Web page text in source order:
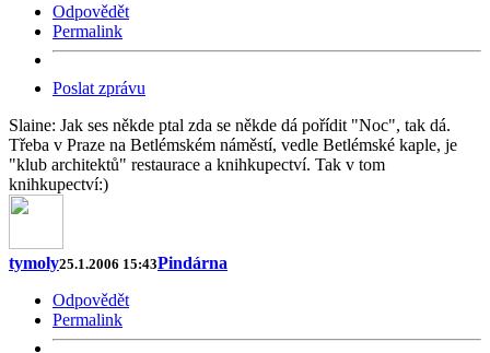
Odpovědět
Permalink
Poslat zprávu
Slaine: Jak ses někde ptal zda se někde dá pořídit "Noc", tak dá.
Třeba v Praze na Betlémském náměstí, vedle Betlémské kaple, je
"klub architektů" restaurace a knihkupectví. Tak v tom
knihkupectví:)
tymoly25.1.2006 15:43Pindárna
Odpovědět
Permalink